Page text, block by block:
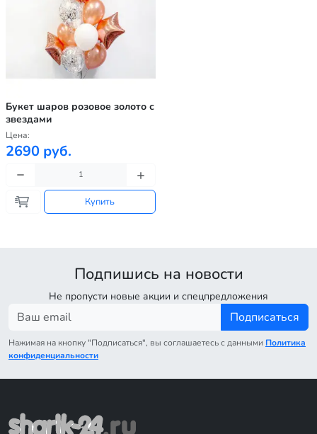
Букет шаров розовое золото с
звездами
Цена:
2690 руб.
Купить
Подпишись на новости
Не пропусти новые акции и спецпредложения
Подписаться
Нажимая на кнопку "Подписаться", вы соглашаетесь с данными Политика
конфиденциальности